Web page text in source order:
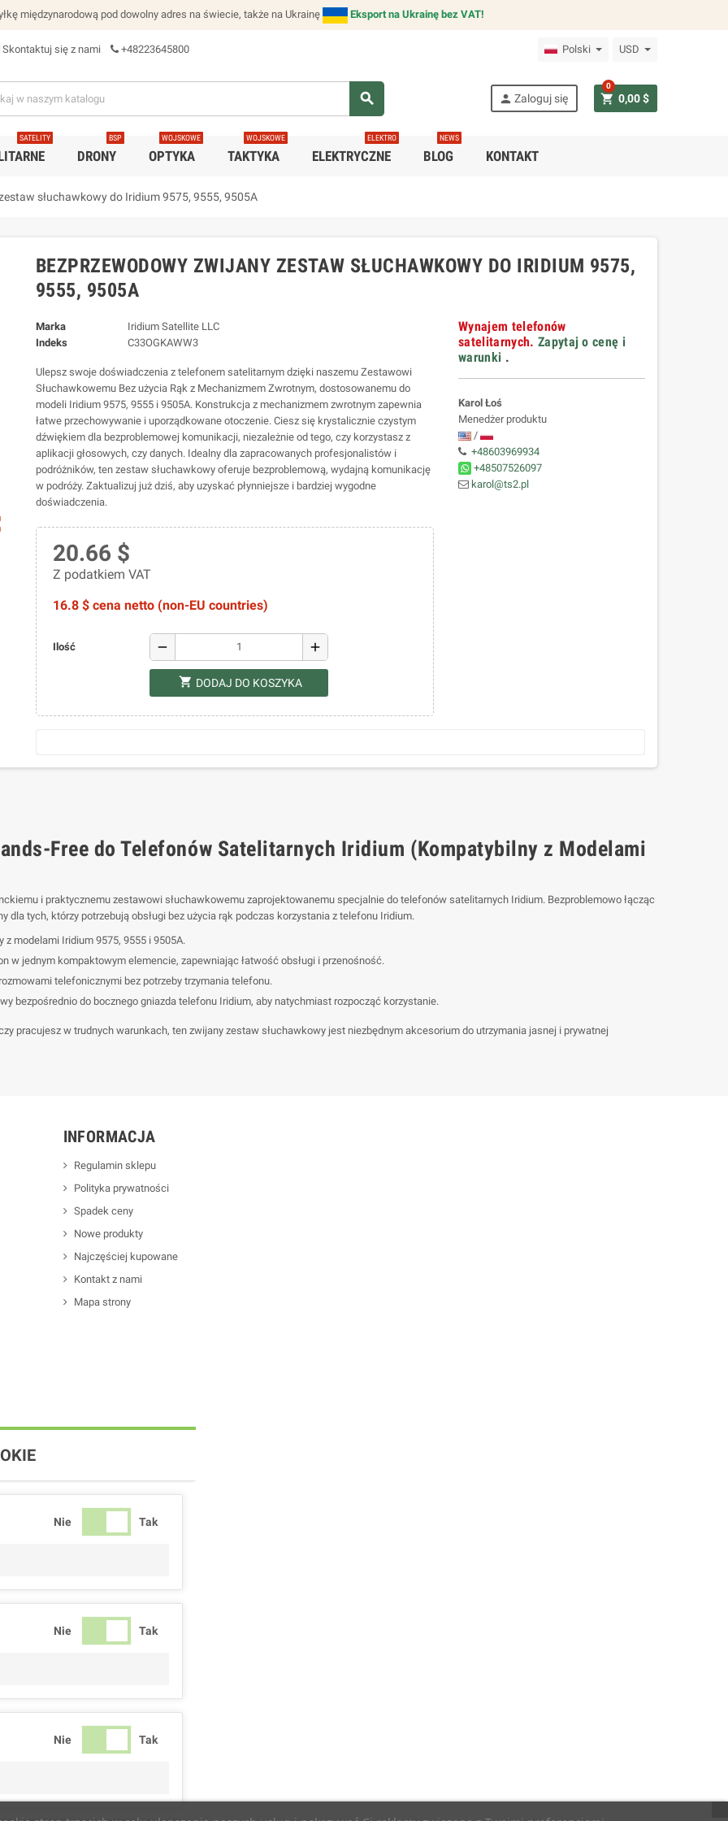
międzynarodową pod dowolny adres na świecie, także na Ukrainę Eksport na Ukrainę bez VAT!
Skontaktuj się z nami +48223645800 Polski USD
search person Zaloguj się shopping_cart 0,00 $
0
SATELITY
DRONY
BSP
OPTYKA
WOJSKOWE
TAKTYKA
WOJSKOWE
ELEKTRYCZNE
ELEKTRO
BLOG
NEWS
KONTAKT
słuchawkowy do Iridium 9575, 9555, 9505A
BEZPRZEWODOWY ZWIJANY ZESTAW SŁUCHAWKOWY DO IRIDIUM 9575,
9555, 9505A
Marka
Iridium Satellite LLC
Indeks
C33OGKAWW3
Ulepsz swoje doświadczenia z telefonem satelitarnym dzięki naszemu Zestawowi
Słuchawkowemu Bez użycia Rąk z Mechanizmem Zwrotnym, dostosowanemu do
modeli Iridium 9575, 9555 i 9505A. Konstrukcja z mechanizmem zwrotnym zapewnia
łatwe przechowywanie i uporządkowane otoczenie. Ciesz się krystalicznie czystym
dźwiękiem dla bezproblemowej komunikacji, niezależnie od tego, czy korzystasz z
aplikacji głosowych, czy danych. Idealny dla zapracowanych profesjonalistów i
podróżników, ten zestaw słuchawkowy oferuje bezproblemową, wydajną komunikację
w podróży. Zaktualizuj już dziś, aby uzyskać płynniejsze i bardziej wygodne
doświadczenia.
20.66 $
Z podatkiem VAT
16.8 $ cena netto (non-EU countries)
Ilość remove add
shopping_cart DODAJ DO KOSZYKA
Wynajem telefonów
satelitarnych. Zapytaj o cenę i
warunki .
Karol Łoś
Menedżer produktu
/
+48603969934
+48507526097
karol@ts2.pl
Free do Telefonów Satelitarnych Iridium (Kompatybilny z Modelami
i praktycznemu zestawowi słuchawkowemu zaprojektowanemu specjalnie do telefonów satelitarnych Iridium. Bezproblemowo łącząc
tych, którzy potrzebują obsługi bez użycia rąk podczas korzystania z telefonu Iridium.
z modelami Iridium 9575, 9555 i 9505A.
w jednym kompaktowym elemencie, zapewniając łatwość obsługi i przenośność.
telefonicznymi bez potrzeby trzymania telefonu.
bezpośrednio do bocznego gniazda telefonu Iridium, aby natychmiast rozpocząć korzystanie.
pracujesz w trudnych warunkach, ten zwijany zestaw słuchawkowy jest niezbędnym akcesorium do utrzymania jasnej i prywatnej
INFORMACJA
Regulamin sklepu
Polityka prywatności
Spadek ceny
Nowe produkty
Najczęściej kupowane
Kontakt z nami
Mapa strony
Nie Tak
Nie Tak
Nie Tak